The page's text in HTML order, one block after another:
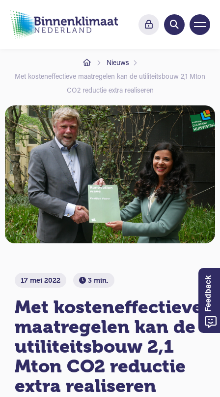
Nieuws
Met kosteneffectieve maatregelen kan de utiliteitsbouw 2,1 Mton
CO2 reductie extra realiseren
17 mei 2022 3 min.
Met kosteneffectieve
maatregelen kan de
utiliteitsbouw 2,1
Mton CO2 reductie
extra realiseren
Feedback